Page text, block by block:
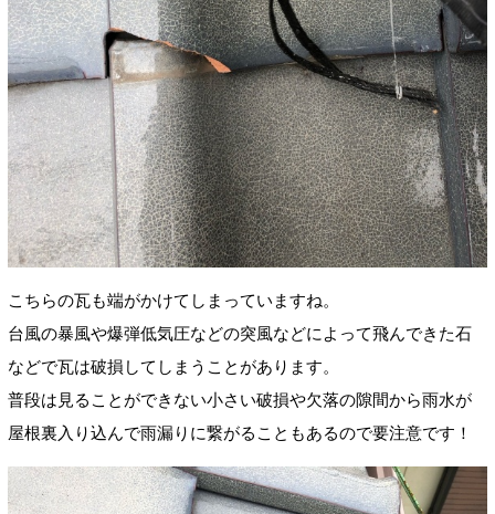
こちらの瓦も端がかけてしまっていますね。
台風の暴風や爆弾低気圧などの突風などによって飛んできた石
などで瓦は破損してしまうことがあります。
普段は見ることができない小さい破損や欠落の隙間から雨水が
屋根裏入り込んで雨漏りに繋がることもあるので要注意です！